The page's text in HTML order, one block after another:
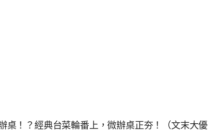
桌！？經典台菜輪番上，微辦桌正夯！（文末大優